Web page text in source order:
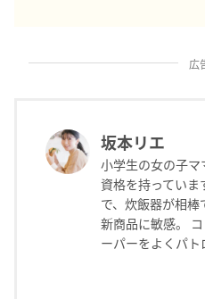
広
坂本リエ
小学生の女の子
資格を持っていま
で、炊飯器が相棒
新商品に敏感。
ーパーをよくパト